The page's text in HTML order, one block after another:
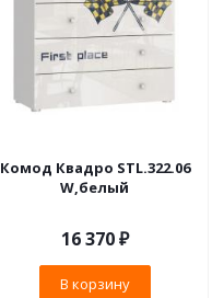
Комод Квадро STL.322.06
W,белый
16 370₽
В корзину